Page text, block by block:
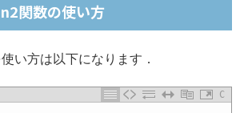
関数の使い方
い方は以下になります．
C